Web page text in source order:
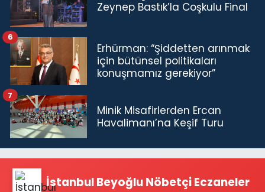
Zeynep Bastık’la Coşkulu Final
Erhürman: “Şiddetten arınmak
için bütünsel politikaları
konuşmamız gerekiyor”
6
Minik Misafirlerden Ercan
Havalimanı’na Keşif Turu
7
İstanbul Beyoğlu Nöbetçi Eczaneler